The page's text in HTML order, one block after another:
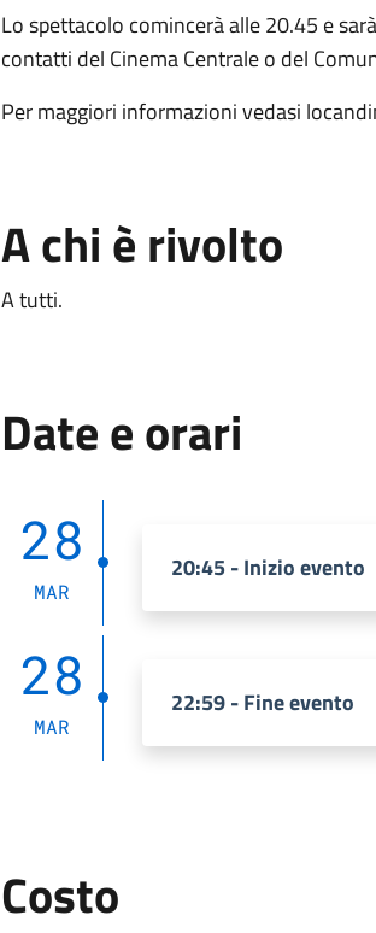
Lo spettacolo comincerà alle 20.45 e
contatti del Cinema Centrale o del
Per maggiori informazioni vedasi
A chi è rivolto
A tutti.
Date e orari
28
MAR
20:45 - Inizio evento
28
MAR
22:59 - Fine evento
Costo